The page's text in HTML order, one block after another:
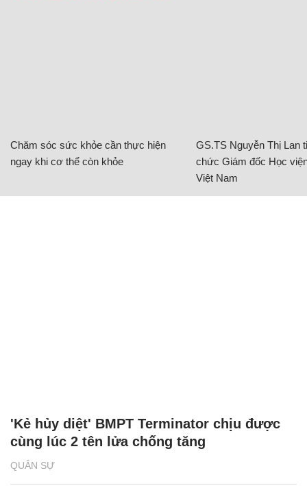
Chăm sóc sức khỏe cần thực hiện
ngay khi cơ thể còn khỏe
GS.TS Nguyễn Thị Lan
chức Giám đốc Học
Việt Nam
QUÂN SỰ
'Kẻ hủy diệt' BMPT Terminator chịu được
cùng lúc 2 tên lửa chống tăng